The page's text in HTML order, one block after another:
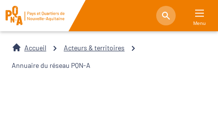
Menu
Accueil Acteurs & territoires
Annuaire du réseau PQN-A